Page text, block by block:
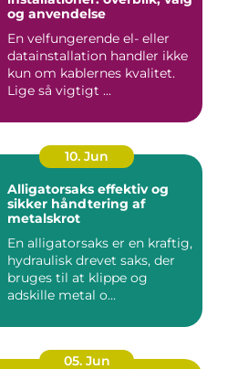
og anvendelse
En velfungerende el- eller
datainstallation handler ikke
kun om kablernes kvalitet.
Lige så vigtigt ...
10. Jun
Alligatorsaks effektiv og
sikker håndtering af
metalskrot
En alligatorsaks er en kraftig,
hydraulisk drevet saks, der
bruges til at klippe og
adskille metal o...
05. Jun